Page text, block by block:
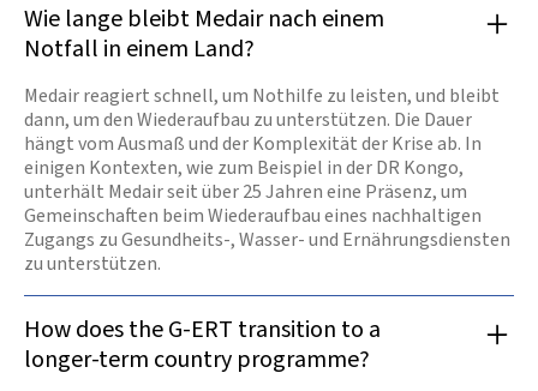
Wie lange bleibt Medair nach einem
Notfall in einem Land?
Medair reagiert schnell, um Nothilfe zu leisten, und bleibt
dann, um den Wiederaufbau zu unterstützen. Die Dauer
hängt vom Ausmaß und der Komplexität der Krise ab. In
einigen Kontexten, wie zum Beispiel in der DR Kongo,
unterhält Medair seit über 25 Jahren eine Präsenz, um
Gemeinschaften beim Wiederaufbau eines nachhaltigen
Zugangs zu Gesundheits-, Wasser- und Ernährungsdiensten
zu unterstützen.
How does the G-ERT transition to a
longer-term country programme?